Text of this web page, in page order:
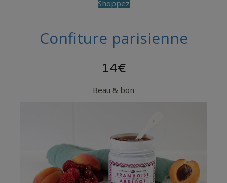
Shoppez
Confiture parisienne
14€
Beau & bon